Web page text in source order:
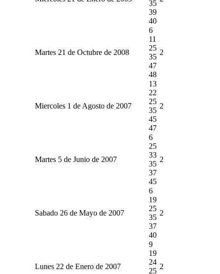
35
39
40
Martes 21 de Octubre de 2008
6
11
25
35
47
48
2
Miercoles 1 de Agosto de 2007
13
22
25
35
45
47
2
Martes 5 de Junio de 2007
6
25
33
35
37
45
2
Sabado 26 de Mayo de 2007
6
19
25
35
37
40
2
Lunes 22 de Enero de 2007
9
19
24
25
2